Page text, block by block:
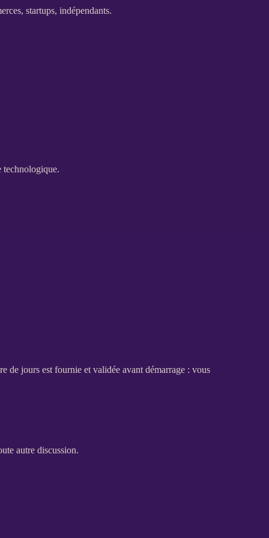
startups, indépendants.
technologique.
de jours est fournie et validée avant démarrage : vous
autre discussion.